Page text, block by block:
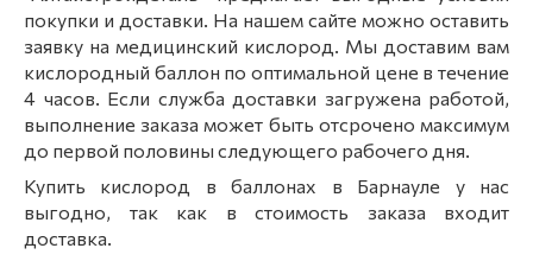
покупки и доставки. На нашем сайте можно оставить
заявку на медицинский кислород. Мы доставим вам
кислородный баллон по оптимальной цене в течение
4 часов. Если служба доставки загружена работой,
выполнение заказа может быть отсрочено максимум
до первой половины следующего рабочего дня.
Купить кислород в баллонах в Барнауле у нас
выгодно, так как в стоимость заказа входит
доставка.